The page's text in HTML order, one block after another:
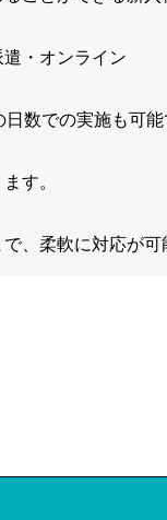
・オンライン
数での実施も可能
す。
、柔軟に対応が可